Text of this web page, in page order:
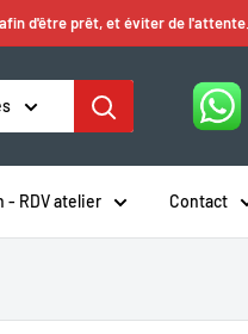
d'être prêt, et éviter de l'attente.
- RDV atelier Contact